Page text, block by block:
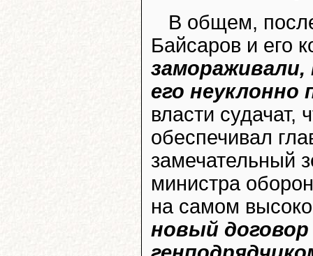
В общем,
Байсаров и его
его неуклонно
власти судачат,
обеспечивал
замечательный
министра
на самом
новый